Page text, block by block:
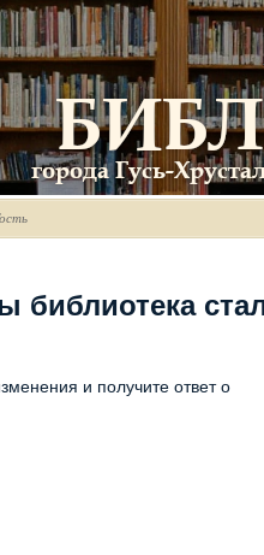
библиотека
и получите ответ о